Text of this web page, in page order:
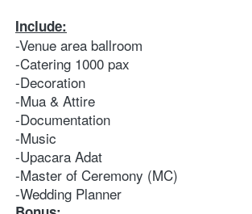
Include:
-Venue area ballroom
-Catering 1000 pax
-Decoration
-Mua & Attire
-Documentation
-Music
-Upacara Adat
-Master of Ceremony (MC)
-Wedding Planner